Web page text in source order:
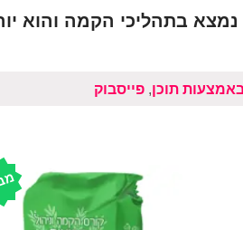
בתהליכי הקמה והוא
תוכן, פייסבוק